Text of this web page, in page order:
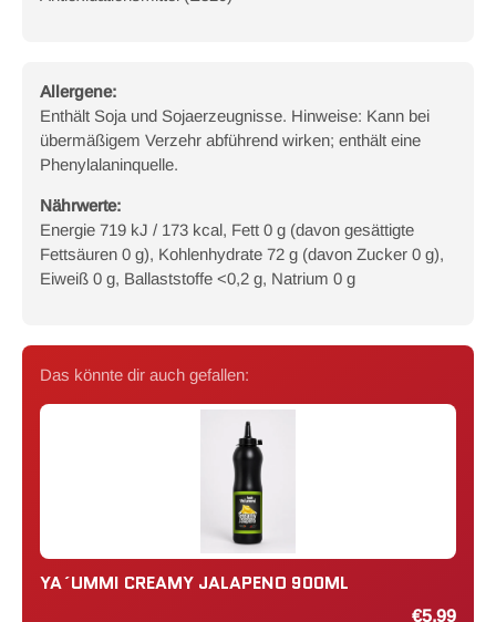
Allergene:
Enthält Soja und Sojaerzeugnisse. Hinweise: Kann bei
übermäßigem Verzehr abführend wirken; enthält eine
Phenylalaninquelle.
Nährwerte:
Energie 719 kJ / 173 kcal, Fett 0 g (davon gesättigte
Fettsäuren 0 g), Kohlenhydrate 72 g (davon Zucker 0 g),
Eiweiß 0 g, Ballaststoffe <0,2 g, Natrium 0 g
Das könnte dir auch gefallen:
YA´UMMI CREAMY JALAPENO 900ML
€5,99